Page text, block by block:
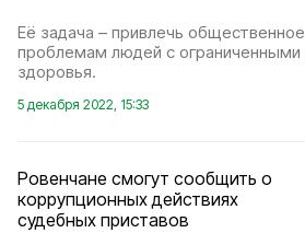
Её задача – привлечь
проблемам людей с
здоровья.
5 декабря 2022, 15:33
Ровенчане смогут сообщить о
коррупционных действиях
судебных приставов